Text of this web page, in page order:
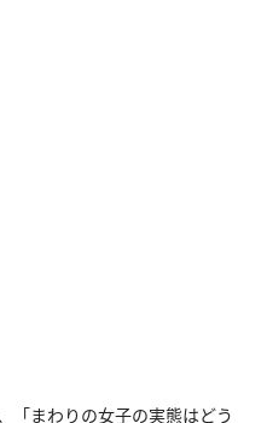
「まわりの女子の実態はどう